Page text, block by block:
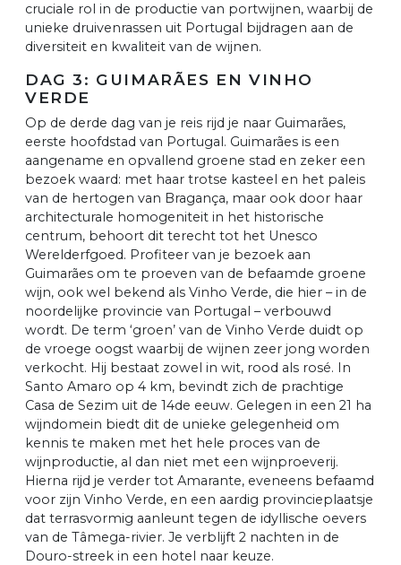
cruciale rol in de productie van portwijnen, waarbij de
unieke druivenrassen uit Portugal bijdragen aan de
diversiteit en kwaliteit van de wijnen.
DAG 3: GUIMARÃES EN VINHO
VERDE
Op de derde dag van je reis rijd je naar Guimarães,
eerste hoofdstad van Portugal. Guimarães is een
aangename en opvallend groene stad en zeker een
bezoek waard: met haar trotse kasteel en het paleis
van de hertogen van Bragança, maar ook door haar
architecturale homogeniteit in het historische
centrum, behoort dit terecht tot het Unesco
Werelderfgoed. Profiteer van je bezoek aan
Guimarães om te proeven van de befaamde groene
wijn, ook wel bekend als Vinho Verde, die hier – in de
noordelijke provincie van Portugal – verbouwd
wordt. De term ‘groen’ van de Vinho Verde duidt op
de vroege oogst waarbij de wijnen zeer jong worden
verkocht. Hij bestaat zowel in wit, rood als rosé. In
Santo Amaro op 4 km, bevindt zich de prachtige
Casa de Sezim uit de 14de eeuw. Gelegen in een 21 ha
wijndomein biedt dit de unieke gelegenheid om
kennis te maken met het hele proces van de
wijnproductie, al dan niet met een wijnproeverij.
Hierna rijd je verder tot Amarante, eveneens befaamd
voor zijn Vinho Verde, en een aardig provincieplaatsje
dat terrasvormig aanleunt tegen de idyllische oevers
van de Tâmega-rivier. Je verblijft 2 nachten in de
Douro-streek in een hotel naar keuze.